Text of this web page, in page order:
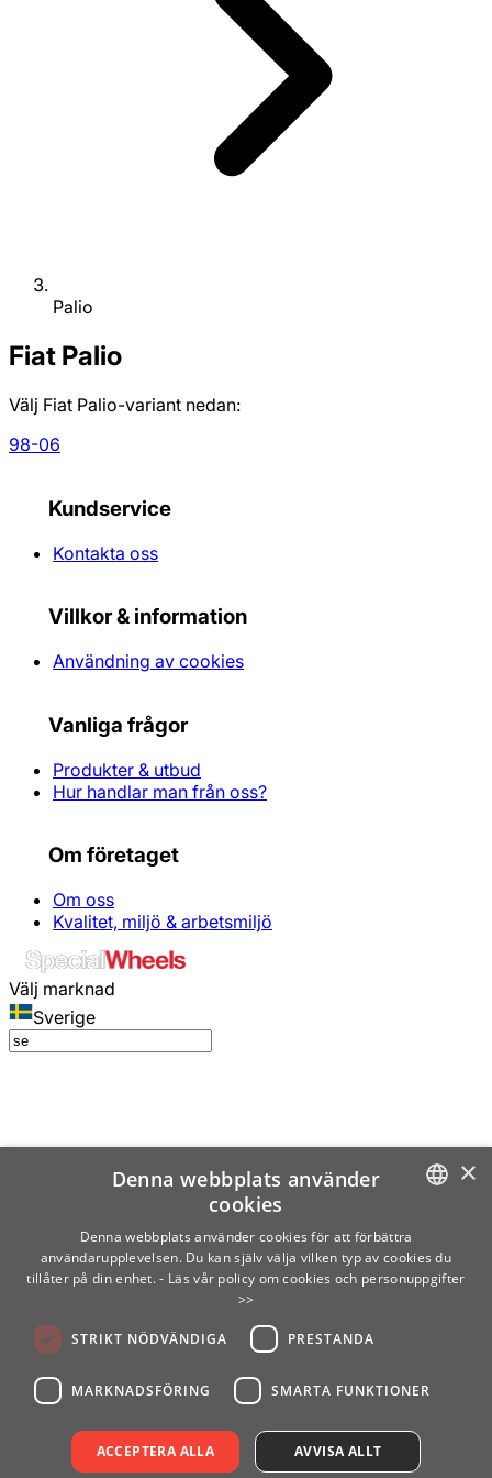
Palio
Fiat Palio
Välj Fiat Palio-variant nedan:
98-06
Kundservice
Kontakta oss
Villkor & information
Användning av cookies
Vanliga frågor
Produkter & utbud
Hur handlar man från oss?
Om företaget
Om oss
Kvalitet, miljö & arbetsmiljö
Välj marknad
Sverige
SWEDISH
×
Denna webbplats använder
cookies
Denna webbplats använder cookies för att förbättra
användarupplevelsen. Du kan själv välja vilken typ av cookies du
tillåter på din enhet. - Läs vår policy om cookies och personuppgifter
>>
STRIKT NÖDVÄNDIGA PRESTANDA
MARKNADSFÖRING SMARTA FUNKTIONER
ACCEPTERA ALLA AVVISA ALLT